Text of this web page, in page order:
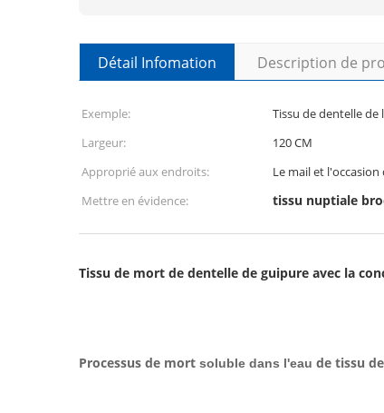
Détail Infomation Description de
Exemple: Tissu de dentelle de
Largeur:
120 CM
Approprié aux endroits:
Le mail et
Mettre en évidence:
tissu nuptiale
Tissu de mort de dentelle de guipure avec la
Processus de mort soluble dans l'eau de tissu